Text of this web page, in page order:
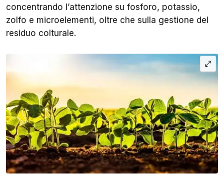
concentrando l’attenzione su fosforo, potassio,
zolfo e microelementi, oltre che sulla gestione del
residuo colturale.